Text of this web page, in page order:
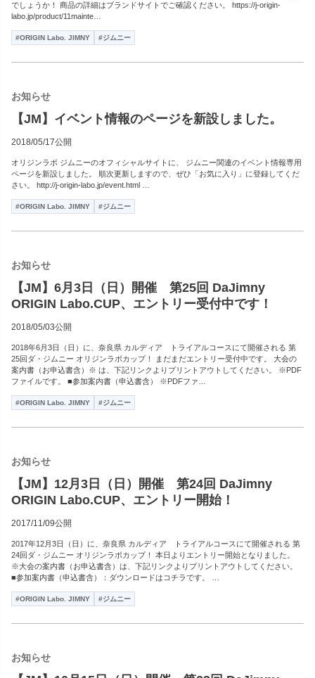
でしょうか！ 商品の詳細はブランドサイトでご確認ください。 https://j-origin-
labo.jp/product/11mainte…
#ORIGIN Labo. JIMNY #ジムニー
お知らせ
【JM】イベント情報のページを新設しました。
2018/05/17公開
オリジンラボ ジムニーのオフィシャルサイトに、 ジムニー関連のイベント情報専用
ページを新設しました。 順次更新しますので、ぜひ「お気に入り」に登録してくだ
さい。 http://j-origin-labo.jp/event.html …
#ORIGIN Labo. JIMNY #ジムニー
お知らせ
【JM】6月3日（日）開催 第25回 DaJimny
ORIGIN Labo.CUP、エントリー受付中です！
2018/05/03公開
2018年6月3日（日）に、奈良県 カルディア トライアルコースにて開催される 第
25回ダ・ジムニー オリジンラボカップ！ まだまだエントリー受付中です。 大会の
案内書（お申込書含）※ は、下記リンクよりプリントアウトしてください。 ※PDF
ファイルです。 ■参加案内書（申込書含） ※PDFファ…
#ORIGIN Labo. JIMNY #ジムニー
お知らせ
【JM】12月3日（日）開催 第24回 DaJimny
ORIGIN Labo.CUP、エントリー開始！
2017/11/09公開
2017年12月3日（日）に、奈良県 カルディア トライアルコースにて開催される 第
24回ダ・ジムニー オリジンラボカップ！ 本日よりエントリー開始となりました。
※大会の案内書（お申込書含）は、下記リンクよりプリントアウトしてください。
■参加案内書（申込書含）：ダウンロードはコチラです。 …
#ORIGIN Labo. JIMNY #ジムニー
お知らせ